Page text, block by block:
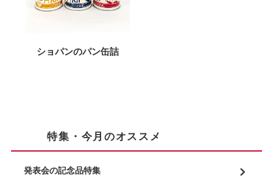
ショパンのパン缶詰
特集・今月のオススメ
発表会の記念品特集